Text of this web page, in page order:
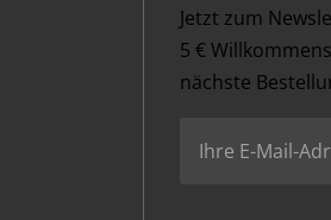
Jetzt zum
5 €
nächste